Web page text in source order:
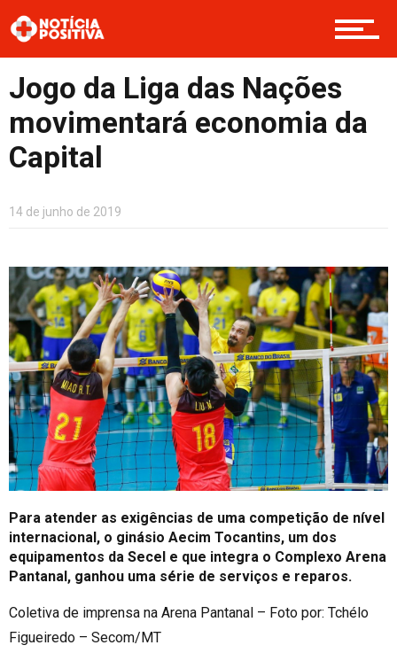
Entretenimento
Contato
Jogo da Liga das Nações
movimentará economia da
Capital
14 de junho de 2019
Para atender as exigências de uma competição de nível
internacional, o ginásio Aecim Tocantins, um dos
equipamentos da Secel e que integra o Complexo Arena
Pantanal, ganhou uma série de serviços e reparos.
Coletiva de imprensa na Arena Pantanal – Foto por: Tchélo
Figueiredo – Secom/MT